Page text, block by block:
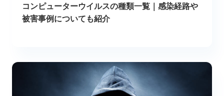
コンピューターウイルスの種類一覧｜感染経路や
被害事例についても紹介